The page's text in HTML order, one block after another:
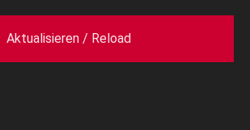
Aktualisieren / Reload